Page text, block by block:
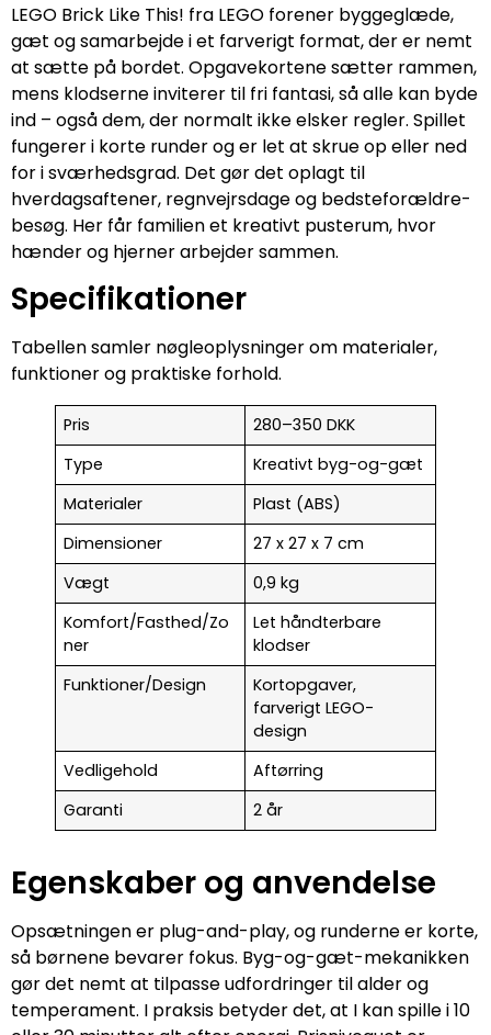
LEGO Brick Like This! fra LEGO forener byggeglæde,
gæt og samarbejde i et farverigt format, der er nemt
at sætte på bordet. Opgavekortene sætter rammen,
mens klodserne inviterer til fri fantasi, så alle kan byde
ind – også dem, der normalt ikke elsker regler. Spillet
fungerer i korte runder og er let at skrue op eller ned
for i sværhedsgrad. Det gør det oplagt til
hverdagsaftener, regnvejrsdage og bedsteforældre-
besøg. Her får familien et kreativt pusterum, hvor
hænder og hjerner arbejder sammen.
Specifikationer
Tabellen samler nøgleoplysninger om materialer,
funktioner og praktiske forhold.
Pris
280–350 DKK
Type
Kreativt byg-og-gæt
Materialer
Plast (ABS)
Dimensioner
27 x 27 x 7 cm
Vægt
0,9 kg
Komfort/Fasthed/Zo
ner
Let håndterbare
klodser
Funktioner/Design
Kortopgaver,
farverigt LEGO-
design
Vedligehold
Aftørring
Garanti
2 år
Egenskaber og anvendelse
Opsætningen er plug-and-play, og runderne er korte,
så børnene bevarer fokus. Byg-og-gæt-mekanikken
gør det nemt at tilpasse udfordringer til alder og
temperament. I praksis betyder det, at I kan spille i 10